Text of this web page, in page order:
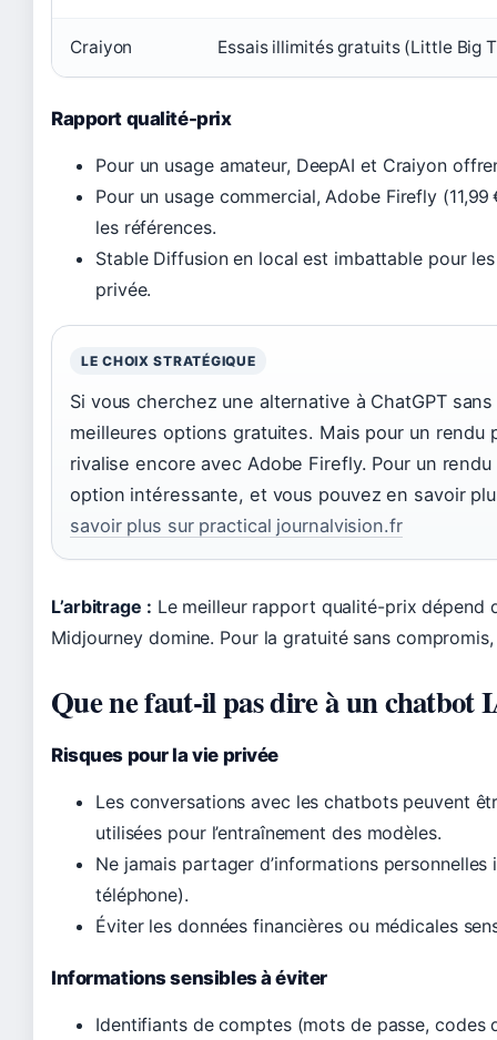
Craiyon Essais illimités gratuits (Little Big
Rapport qualité-prix
Pour un usage amateur, DeepAI et Craiyon
Pour un usage commercial, Adobe Firefly
les références.
Stable Diffusion en local est imbattable pour
privée.
LE CHOIX STRATÉGIQUE
Si vous cherchez une alternative à ChatGPT
meilleures options gratuites. Mais pour un
rivalise encore avec Adobe Firefly. Pour un
option intéressante, et vous pouvez en savoir
savoir plus sur practical journalvision.fr
L’arbitrage : Le meilleur rapport qualité-prix dépend
Midjourney domine. Pour la gratuité sans
Que ne faut-il pas dire à un chatbot
Risques pour la vie privée
Les conversations avec les chatbots peuvent
utilisées pour l’entraînement des modèles.
Ne jamais partager d’informations
téléphone).
Éviter les données financières ou médicales
Informations sensibles à éviter
Identifiants de comptes (mots de passe, codes